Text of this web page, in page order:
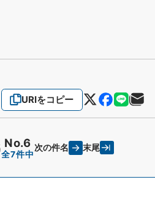
URIをコピー
No.6
全7件中
次の件名 末尾